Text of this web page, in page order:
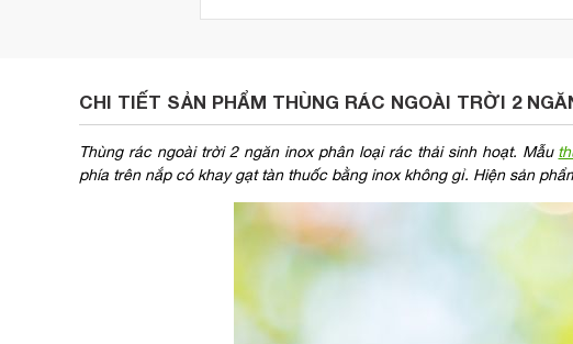
CHI TIẾT SẢN PHẨM THÙNG RÁC NGOÀI TRỜI 2
Thùng rác ngoài trời 2 ngăn inox phân loại rác thải sinh hoạt. Mẫu
phía trên nắp có khay gạt tàn thuốc bằng inox không gỉ. Hiện sản